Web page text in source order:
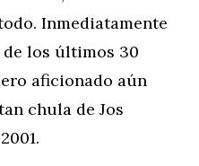
Inmediatamente
los últimos 30
aficionado aún
chula de Jos